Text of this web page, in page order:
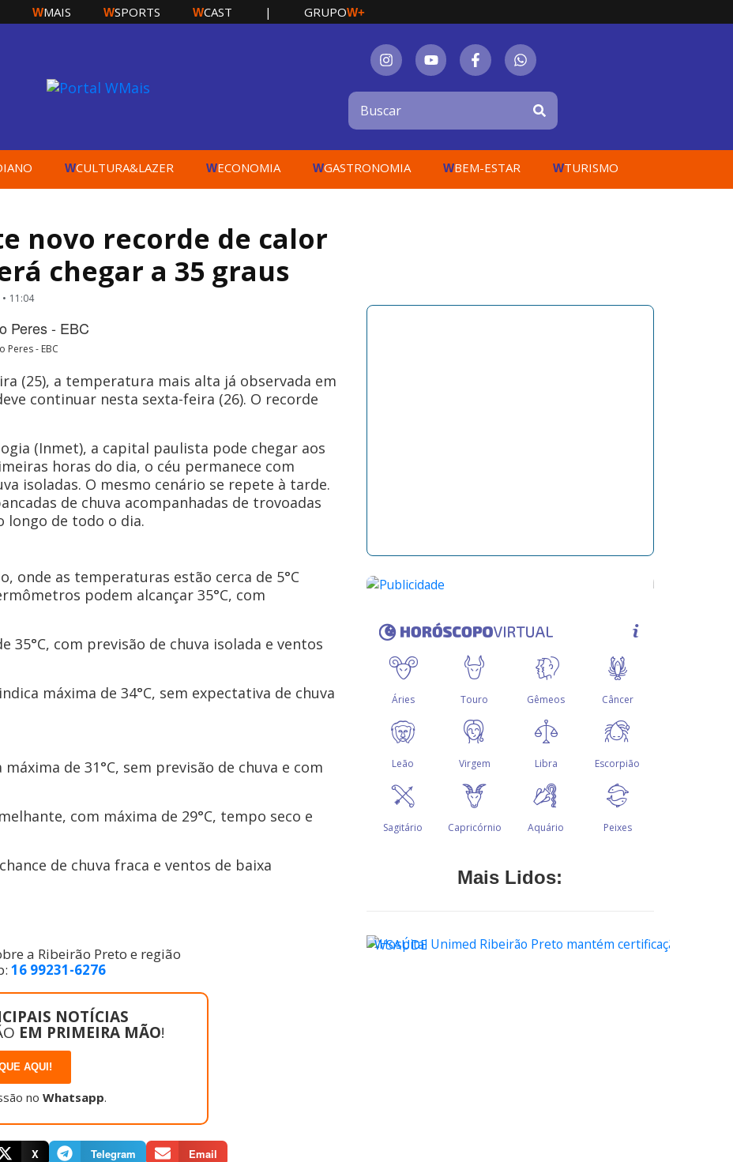
WMAIS WSPORTS WCAST | GRUPOW+
WCULTURA&LAZER WECONOMIA WGASTRONOMIA WBEM-ESTAR WTURISMO
novo recorde de calor
chegar a 35 graus
11:04
Peres - EBC
(25), a temperatura mais alta já observada em
continuar nesta sexta-feira (26). O recorde
(Inmet), a capital paulista pode chegar aos
horas do dia, o céu permanece com
isoladas. O mesmo cenário se repete à tarde.
de chuva acompanhadas de trovoadas
longo de todo o dia.
as temperaturas estão cerca de 5°C
podem alcançar 35°C, com
com previsão de chuva isolada e ventos
máxima de 34°C, sem expectativa de chuva
de 31°C, sem previsão de chuva e com
com máxima de 29°C, tempo seco e
de chuva fraca e ventos de baixa
a Ribeirão Preto e região
16 99231-6276
NOTÍCIAS
EM PRIMEIRA MÃO!
AQUI!
noWhatsapp.
X Telegram Email
Mais Lidos:
WSAÚDE